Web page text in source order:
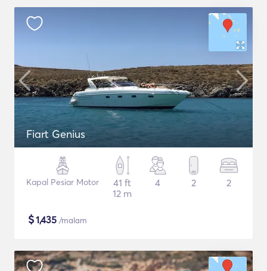
Fiart Genius
Kapal Pesiar Motor
41 ft
12 m
4 2 2
$1,435 /malam